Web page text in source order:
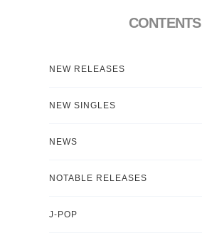
CONTENTS
NEW RELEASES
NEW SINGLES
NEWS
NOTABLE RELEASES
J-POP